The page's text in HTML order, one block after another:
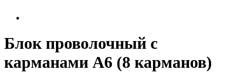
Блок проволочный с
карманами А6 (8 карманов)